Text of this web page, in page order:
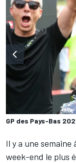
GP des Pays-Bas
Il y a une semaine
week-end le plus